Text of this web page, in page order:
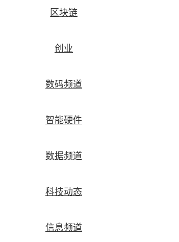
区块链
创业
数码频道
智能硬件
数据频道
科技动态
信息频道